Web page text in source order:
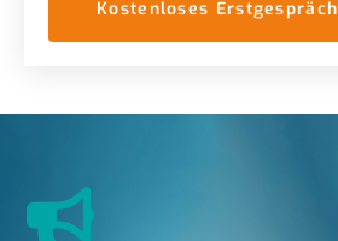
Kostenloses Erstgespräch